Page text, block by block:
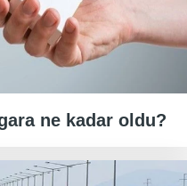
ne kadar oldu?